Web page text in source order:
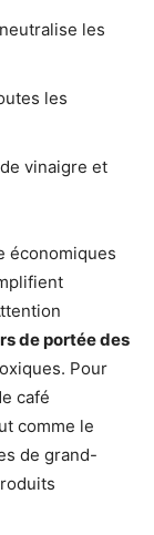
les
les
vinaigre et
économiques
de portée des
Pour
café
comme le
de grand-